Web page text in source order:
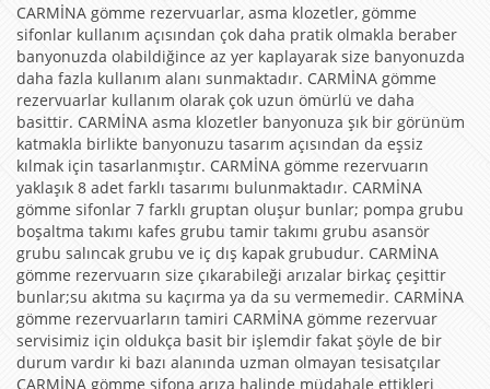
CARMİNA gömme rezervuarlar, asma klozetler, gömme
sifonlar kullanım açısından çok daha pratik olmakla beraber
banyonuzda olabildiğince az yer kaplayarak size banyonuzda
daha fazla kullanım alanı sunmaktadır. CARMİNA gömme
rezervuarlar kullanım olarak çok uzun ömürlü ve daha
basittir. CARMİNA asma klozetler banyonuza şık bir görünüm
katmakla birlikte banyonuzu tasarım açısından da eşsiz
kılmak için tasarlanmıştır. CARMİNA gömme rezervuarın
yaklaşık 8 adet farklı tasarımı bulunmaktadır. CARMİNA
gömme sifonlar 7 farklı gruptan oluşur bunlar; pompa grubu
boşaltma takımı kafes grubu tamir takımı grubu asansör
grubu salıncak grubu ve iç dış kapak grubudur. CARMİNA
gömme rezervuarın size çıkarabileği arızalar birkaç çeşittir
bunlar;su akıtma su kaçırma ya da su vermemedir. CARMİNA
gömme rezervuarların tamiri CARMİNA gömme rezervuar
servisimiz için oldukça basit bir işlemdir fakat şöyle de bir
durum vardır ki bazı alanında uzman olmayan tesisatçılar
CARMİNA gömme sifona arıza halinde müdahale ettikleri